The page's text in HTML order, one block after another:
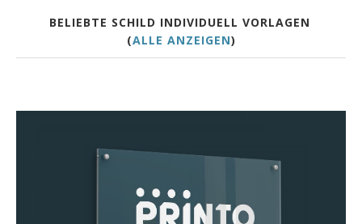
BELIEBTE SCHILD INDIVIDUELL VORLAGEN
(ALLE ANZEIGEN)